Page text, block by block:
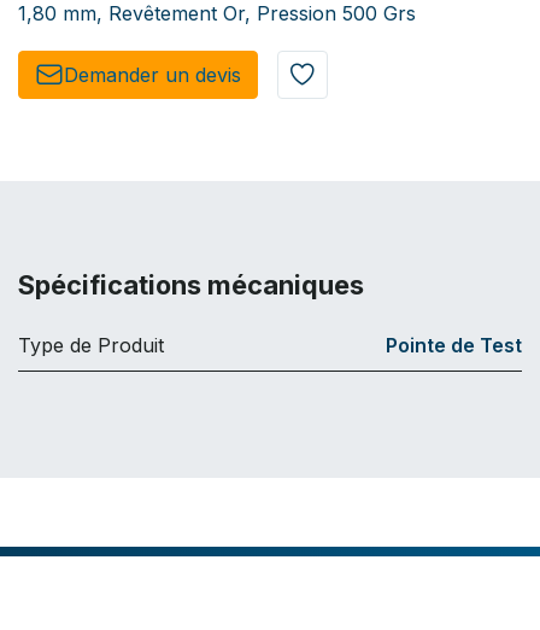
1,80 mm, Revêtement Or, Pression 500 Grs
Demander un de​​vis​​
Spécifications mécaniques
Type de Produit Pointe de Test